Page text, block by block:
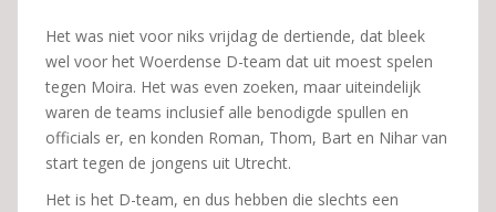
Het was niet voor niks vrijdag de dertiende, dat bleek
wel voor het Woerdense D-team dat uit moest spelen
tegen Moira. Het was even zoeken, maar uiteindelijk
waren de teams inclusief alle benodigde spullen en
officials er, en konden Roman, Thom, Bart en Nihar van
start tegen de jongens uit Utrecht.
Het is het D-team, en dus hebben die slechts een